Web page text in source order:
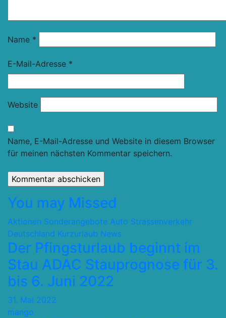
Name *
E-Mail-Adresse *
Website
Name, E-Mail-Adresse und Website in diesem Browser
für meinen nächsten Kommentar speichern.
You may Missed
Aktionen Sonderangebote Auto Strassenverkehr
Deutschland Kurzurlaub News
Der Pfingsturlaub beginnt im
Stau ADAC Stauprognose für 3.
bis 6. Juni 2022
31. Mai 2022
mango